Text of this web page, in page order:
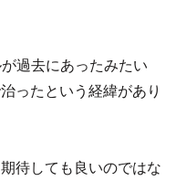
過去にあったみたい
ったという経緯があり
待しても良いのではな